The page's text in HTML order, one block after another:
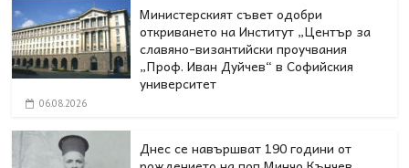
Министерският съвет одобри
откриването на Институт „Център за
славяно-византийски проучвания
„Проф. Иван Дуйчев“ в Софийския
университет
06.08.2026
Днес се навършват 190 години от